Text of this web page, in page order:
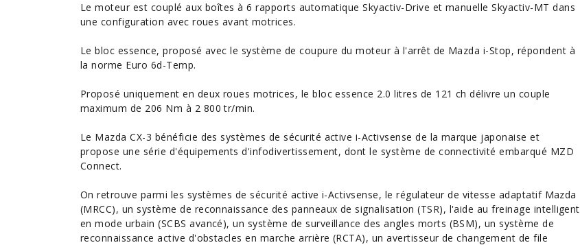
Le moteur est couplé aux boîtes à 6 rapports automatique Skyactiv-Drive et manuelle Skyactiv-MT dans
une configuration avec roues avant motrices.
Le bloc essence, proposé avec le système de coupure du moteur à l'arrêt de Mazda i-Stop, répondent à
la norme Euro 6d-Temp.
Proposé uniquement en deux roues motrices, le bloc essence 2.0 litres de 121 ch délivre un couple
maximum de 206 Nm à 2 800 tr/min.
Le Mazda CX-3 bénéficie des systèmes de sécurité active i-Activsense de la marque japonaise et
propose une série d'équipements d'infodivertissement, dont le système de connectivité embarqué MZD
Connect.
On retrouve parmi les systèmes de sécurité active i-Activsense, le régulateur de vitesse adaptatif Mazda
(MRCC), un système de reconnaissance des panneaux de signalisation (TSR), l'aide au freinage intelligent
en mode urbain (SCBS avancé), un système de surveillance des angles morts (BSM), un système de
reconnaissance active d'obstacles en marche arrière (RCTA), un avertisseur de changement de file